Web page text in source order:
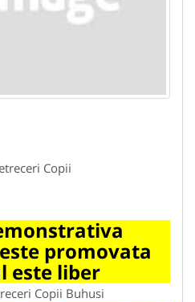
Copii
promovata
este liber
Copii Buhusi